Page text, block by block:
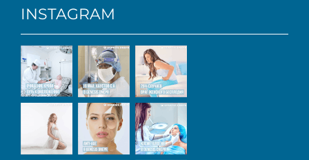
INSTAGRAM